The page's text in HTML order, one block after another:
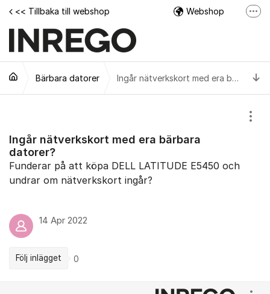
Hoppa till innehåll
<< Tillbaka till webshop Webshop
Tech Support Video
Bärbara datorer Ingår nätverkskort med era bärbara datorer?
Ingår nätverkskort med era bärbara
datorer?
Funderar på att köpa DELL LATITUDE E5450 och
undrar om nätverkskort ingår?
14 Apr 2022
Följ inlägget 0